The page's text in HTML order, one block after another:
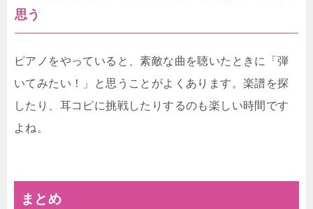
思う
ピアノをやっていると、素敵な曲を聴いたときに「弾
いてみたい！」と思うことがよくあります。楽譜を探
したり、耳コピに挑戦したりするのも楽しい時間です
よね。
まとめ